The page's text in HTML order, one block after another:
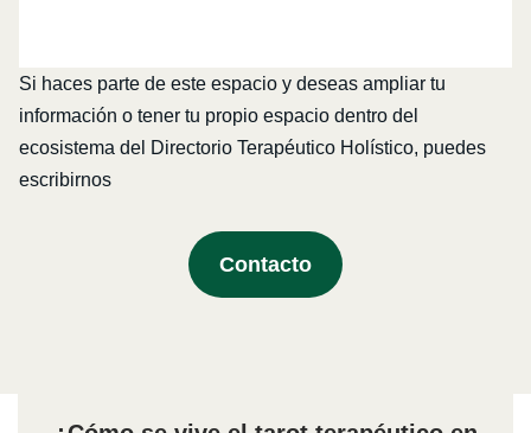
Si haces parte de este espacio y deseas ampliar tu
información o tener tu propio espacio dentro del
ecosistema del Directorio Terapéutico Holístico, puedes
escribirnos
Contacto